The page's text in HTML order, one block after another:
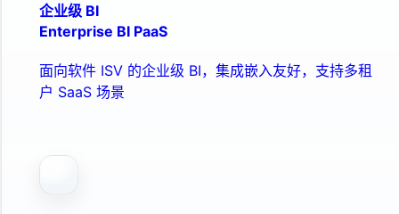
企业级 BI
Enterprise BI PaaS
面向软件 ISV 的企业级 BI，集成嵌入友好，支持多租
户 SaaS 场景